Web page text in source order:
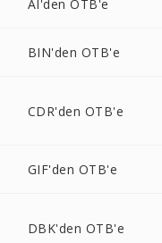
AI'den OTB'e
BIN'den OTB'e
CDR'den OTB'e
GIF'den OTB'e
DBK'den OTB'e